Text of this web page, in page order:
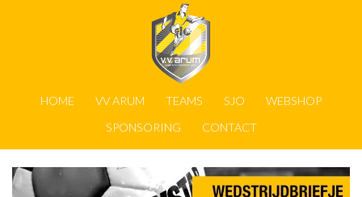
HOME VV ARUM TEAMS SJO
WEBSHOP
SPONSORING
CONTACT